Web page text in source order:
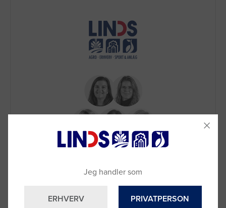
Brug for hjælp?
Vi sidder klar til at hjælpe dig.
–
se oversigten her
Jeg handler som
ERHVERV PRIVATPERSON